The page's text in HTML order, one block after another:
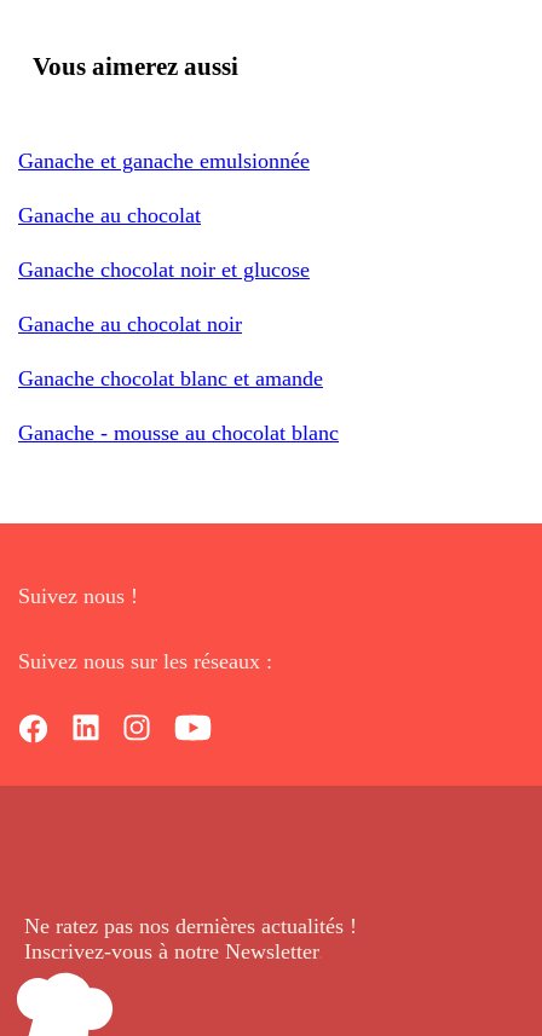
Vous aimerez aussi
Ganache et ganache emulsionnée
Ganache au chocolat
Ganache chocolat noir et glucose
Ganache au chocolat noir
Ganache chocolat blanc et amande
Ganache - mousse au chocolat blanc
Suivez nous !
Suivez nous sur les réseaux :
Ne ratez pas nos dernières actualités !
Inscrivez-vous à notre Newsletter.